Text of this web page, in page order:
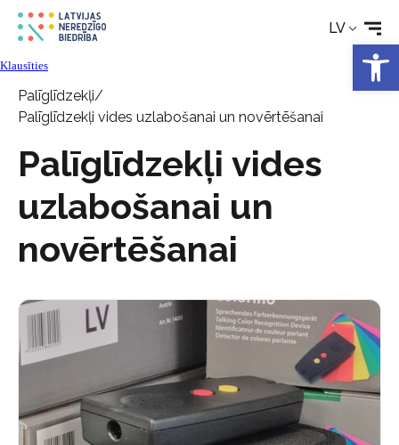
LV
Rehabilitācija
Tehniskie palīglīdzekļi
Aktualitātes
Pakalpojumi
Par biedrību
Klausīties
Palīglīdzekļi/
Palīglīdzekļi vides uzlabošanai un novērtēšanai
Palīglīdzekļi vides
uzlabošanai un
novērtēšanai